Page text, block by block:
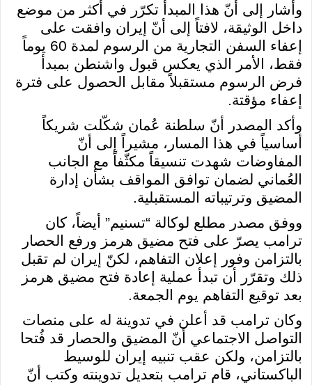
وأشار إلى أنّ هذا المبدأ تكرّر في أكثر من موضع
داخل الوثيقة، لافتاً إلى أنّ إيران وافقت على
إعفاء السفن التجارية من الرسوم لمدة 60 يوماً
فقط، الأمر الذي يعكس قبول واشنطن بمبدأ
فرض الرسوم مستقبلاً مقابل الحصول على فترة
إعفاء مؤقتة.
وأكد المصدر أنّ سلطنة عُمان شكّلت شريكاً
أساسياً في هذا المسار، مشيراً إلى أنّ
المفاوضات شهدت تنسيقاً مكثّفاً مع الجانب
العُماني لضمان توافق المواقف بشأن إدارة
المضيق وترتيباته المستقبلية.
ووفق مصدر مطلع لوكالة “تسنيم” أيضاً، كان
ترامب يصرّ على فتح مضيق هرمز ورفع الحصار
بالتزامن وفور إعلان التفاهم، لكنّ إيران لم تقبل
ذلك وتقرّر أن تبدأ عملية إعادة فتح مضيق هرمز
بعد توقيع التفاهم يوم الجمعة.
وكان ترامب قد أعلن في تدوينة له على منصات
التواصل الاجتماعي أنّ المضيق والحصار قد فُتحا
بالتزامن، ولكن عقب تنبيه إيران للوسيط
الباكستاني، قام ترامب بتعديل تدوينته وكتب أنّ